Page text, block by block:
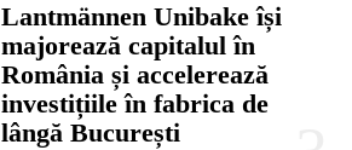
Lantmännen Unibake își
majorează capitalul în
România și accelerează
investițiile în fabrica de
lângă București